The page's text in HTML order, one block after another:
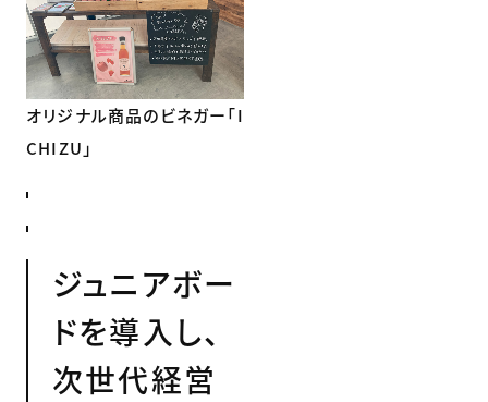
オリジナル商品のビネガー「I
CHIZU」
ジュニアボー
ドを導入し、
次世代経営